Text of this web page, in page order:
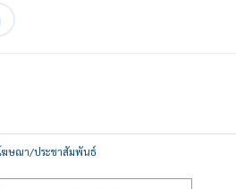
ษณา/ประชาสัมพันธ์